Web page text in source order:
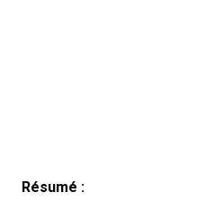
Résumé :